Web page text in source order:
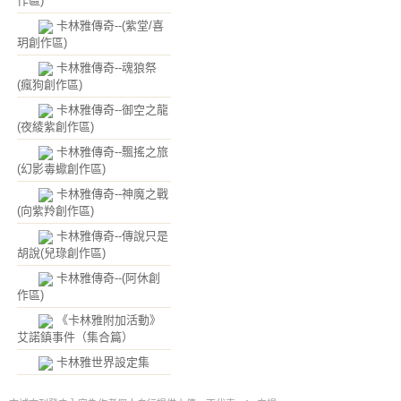
卡林雅傳奇--(紫堂/喜
玥創作區)
卡林雅傳奇--魂狼祭
(瘋狗創作區)
卡林雅傳奇--御空之龍
(夜綾紫創作區)
卡林雅傳奇--飄搖之旅
(幻影毒蠍創作區)
卡林雅傳奇--神魔之戰
(向紫羚創作區)
卡林雅傳奇--傳說只是
胡說(兒琭創作區)
卡林雅傳奇--(阿休創
作區)
《卡林雅附加活動》
艾諾鎮事件（集合篇）
卡林雅世界設定集